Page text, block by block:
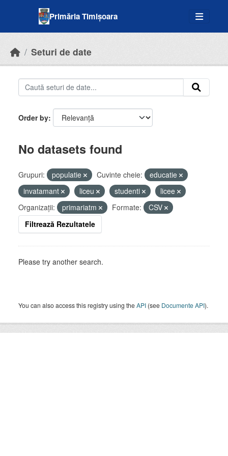
Primăria Timișoara
Seturi de date
Order by
No datasets found
Grupuri: populatie Cuvinte cheie:
educatie
invatamant
liceu studenti
licee
Organizații:
primariatm Formate:
CSV
Filtrează Rezultatele
Please try another search.
You can also access this registry using theAPI (see Documente API).